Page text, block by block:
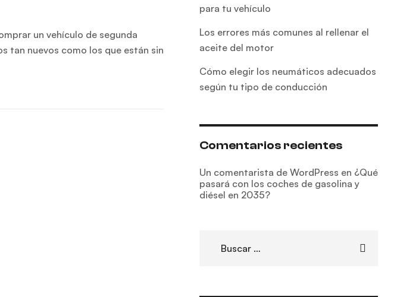
un vehículo de segunda
tan nuevos como los que están sin
para tu vehículo
Los errores más comunes al rellenar el
aceite del motor
Cómo elegir los neumáticos adecuados
según tu tipo de conducción
Comentarios recientes
Un comentarista de WordPress en ¿Qué
pasará con los coches de gasolina y
diésel en 2035?